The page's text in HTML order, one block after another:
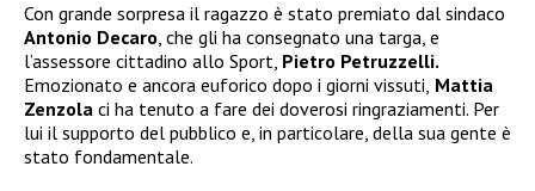
Con grande sorpresa il ragazzo è stato premiato dal sindaco
Antonio Decaro, che gli ha consegnato una targa, e
l’assessore cittadino allo Sport, Pietro Petruzzelli.
Emozionato e ancora euforico dopo i giorni vissuti, Mattia
Zenzola ci ha tenuto a fare dei doverosi ringraziamenti. Per
lui il supporto del pubblico e, in particolare, della sua gente è
stato fondamentale.